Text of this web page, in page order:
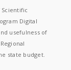
Scientific
Digital
usefulness of
state budget.